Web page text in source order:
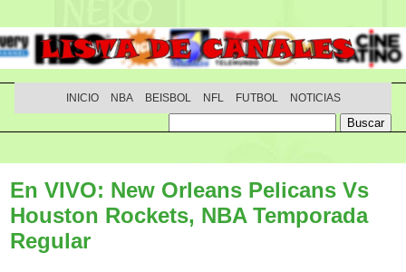
INICIO NBA BEISBOL NFL FUTBOL NOTICIAS
En VIVO: New Orleans Pelicans Vs
Houston Rockets, NBA Temporada
Regular